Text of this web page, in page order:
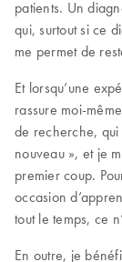
patients. Un
qui, surtout si ce
me permet de
Et lorsqu’une
rassure moi-
de recherche, qui
nouveau », et je
premier coup.
occasion
tout le temps, ce
En outre, je